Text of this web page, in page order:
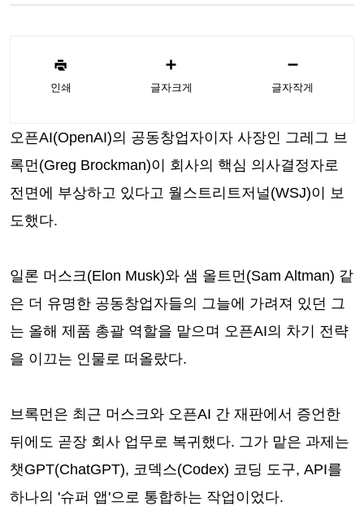
인쇄 글자크게 글자작게
오픈AI(OpenAI)의 공동창업자이자 사장인 그레그 브
록먼(Greg Brockman)이 회사의 핵심 의사결정자로
전면에 부상하고 있다고 월스트리트저널(WSJ)이 보
도했다.
일론 머스크(Elon Musk)와 샘 올트먼(Sam Altman) 같
은 더 유명한 공동창업자들의 그늘에 가려져 있던 그
는 올해 제품 총괄 역할을 맡으며 오픈AI의 차기 전략
을 이끄는 인물로 떠올랐다.
브록먼은 최근 머스크와 오픈AI 간 재판에서 증언한
뒤에도 곧장 회사 업무로 복귀했다. 그가 맡은 과제는
챗GPT(ChatGPT), 코덱스(Codex) 코딩 도구, API를
하나의 '슈퍼 앱'으로 통합하는 작업이었다.